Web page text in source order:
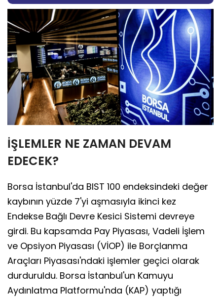
İŞLEMLER NE ZAMAN DEVAM
EDECEK?
Borsa İstanbul'da BIST 100 endeksindeki değer
kaybının yüzde 7'yi aşmasıyla ikinci kez
Endekse Bağlı Devre Kesici Sistemi devreye
girdi. Bu kapsamda Pay Piyasası, Vadeli İşlem
ve Opsiyon Piyasası (VİOP) ile Borçlanma
Araçları Piyasası'ndaki işlemler geçici olarak
durduruldu. Borsa İstanbul'un Kamuyu
Aydınlatma Platformu'nda (KAP) yaptığı